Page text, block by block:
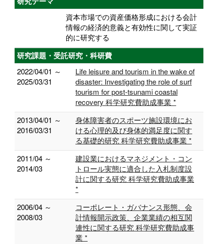
資本市場での資産価格形成における会計
情報の経済的意義と有効性に関して実証
的に研究する
研究課題・受託研究・科研費
2022/04/01 ～
2025/03/31
Life leisure and tourism in the wake of
disaster: Investigating the role of surf
tourism for post-tsunami coastal
recovery 科学研究費助成事業 *
2013/04/01 ～
2016/03/31
身体障害者のスポーツ施設環境にお
ける心理的及び身体的満足度に関す
る基礎的研究 科学研究費助成事業 *
2011/04 ～
2014/03
建設業におけるマネジメント・コン
トロール実態に適合した入札制度設
計に関する研究 科学研究費助成事業
*
2006/04 ～
2008/03
コーポレート・ガバナンス形態、会
計情報開示政策、企業業績の相互関
連性に関する研究 科学研究費助成事
業 *